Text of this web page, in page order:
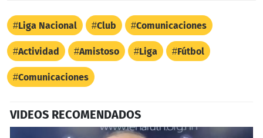
Liga Nacional Club Comunicaciones
Actividad Amistoso Liga Fútbol
Comunicaciones
VIDEOS RECOMENDADOS